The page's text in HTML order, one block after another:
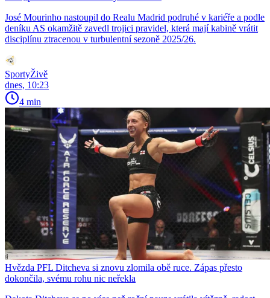
José Mourinho nastoupil do Realu Madrid podruhé v kariéře a podle
deníku AS okamžitě zavedl trojici pravidel, která mají kabině vrátit
disciplínu ztracenou v turbulentní sezoně 2025/26.
SportyŽivě
dnes, 10:23
4 min
Hvězda PFL Ditcheva si znovu zlomila obě ruce. Zápas přesto
dokončila, svému rohu nic neřekla